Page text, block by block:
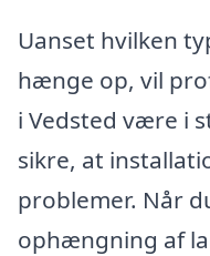
Uanset hvilken
hænge op, vil
i Vedsted være i
sikre, at
problemer. Når
ophængning af